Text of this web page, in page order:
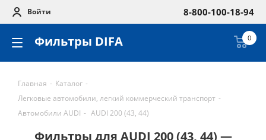
Войти 8-800-100-18-94
Фильтры DIFA 0
Главная - Каталог -
Легковые автомобили, легкий коммерческий транспорт -
Автомобили AUDI - AUDI 200 (43, 44)
Фильтры для AUDI 200 (43, 44) —